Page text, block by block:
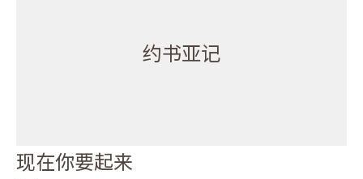
约书亚记
现在你要起来